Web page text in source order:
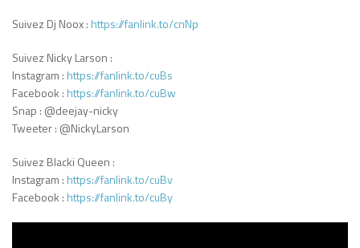
Suivez Dj Noox : https://fanlink.to/cnNp
Suivez Nicky Larson :
Instagram : https://fanlink.to/cuBs
Facebook : https://fanlink.to/cuBw
Snap : @deejay-nicky
Tweeter : @NickyLarson
Suivez Blacki Queen :
Instagram : https://fanlink.to/cuBv
Facebook : https://fanlink.to/cuBy